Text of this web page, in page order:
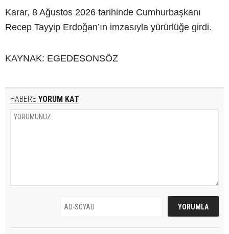
Karar, 8 Ağustos 2026 tarihinde Cumhurbaşkanı
Recep Tayyip Erdoğan’ın imzasıyla yürürlüğe girdi.
KAYNAK: EGEDESONSÖZ
HABERE YORUM KAT